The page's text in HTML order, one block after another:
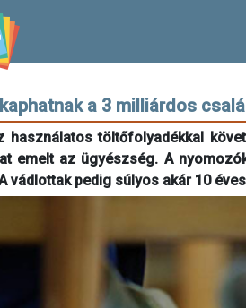
a 3 milliárdos
használatos töltőfolyadékkal
emelt az ügyészség. A
vádlottak pedig súlyos akár 10